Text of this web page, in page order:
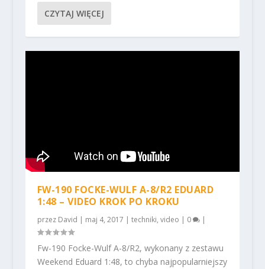
CZYTAJ WIĘCEJ
FW-190 FOCKE-WULF A-8/R2 EDUARD
1:48 – VIDEO KROK PO KROKU
przez David | maj 4, 2017 | techniki, video | 0 |
Fw-190 Focke-Wulf A-8/R2, wykonany z zestawu
Weekend Eduard 1:48, to chyba najpopularniejszy